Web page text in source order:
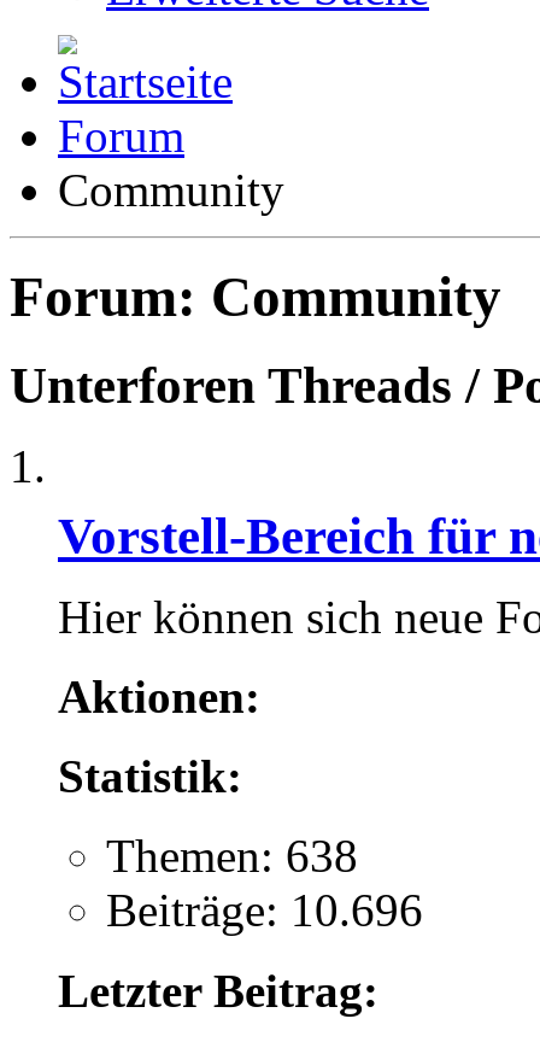
Forum
Community
Forum: Community
Unterforen Threads /
Vorstell-Bereich für
Hier können sich neue
Aktionen:
Statistik:
Themen: 638
Beiträge: 10.696
Letzter Beitrag: